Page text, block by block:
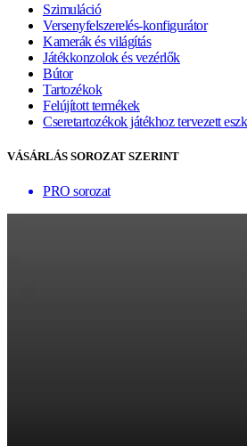
Szimuláció
Versenyfelszerelés-konfigurátor
Kamerák és világítás
Játékkonzolok és vezérlők
Bútor
Tartozékok
Felújított termékek
Cseretartozékok játékhoz tervezett
VÁSÁRLÁS SOROZAT SZERINT
PRO sorozat